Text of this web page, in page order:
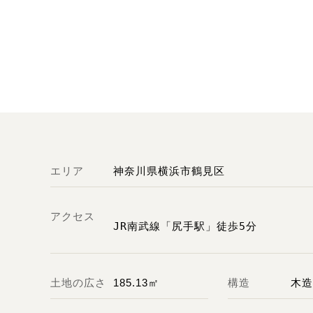
エリア 神奈川県横浜市鶴見区
アクセス
JR南武線「尻手駅」徒歩5分
土地の広さ 185.13㎡ 構造 木造